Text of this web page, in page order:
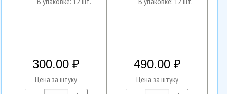
300.00
Цена за штуку
490.00
Цена за штуку